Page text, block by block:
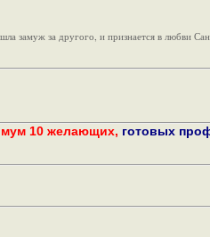
замуж за другого, и признается в любви
10 желающих, готовых